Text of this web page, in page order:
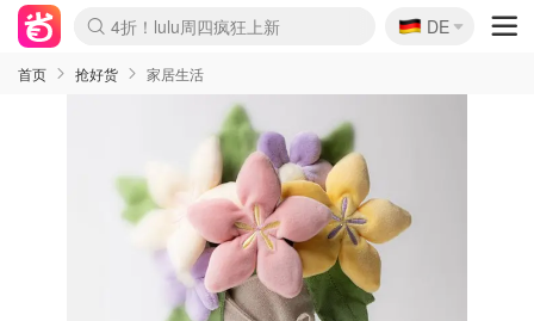
Boticinal 夏促开抢！
4折！lulu周四疯狂上新
还没结束！&OtherStories大促
Joybuy变相75折 随时失效
速领！Stanley独家85折
疑似霸哥！Camper额外叠85折
Zalando 奥莱闪促！每日更新
Moncler反季囤！5折起+叠9折
Coach Brooklyn仅€192
🇩🇪
DE
首页 抢好货 家居生活